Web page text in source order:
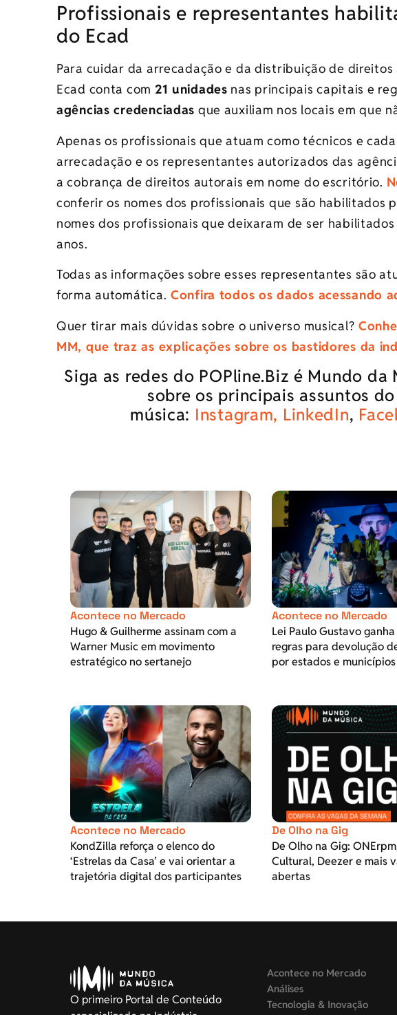
Profissionais e representantes
do Ecad​
Para cuidar da arrecadação e da distribuição de
Ecad conta com 21 unidades nas principais capitais e
agências credenciadas que auxiliam nos locais em que
Apenas os profissionais que atuam como técnicos e
arrecadação e os representantes autorizados das
a cobrança de direitos autorais em nome do escritório.
conferir os nomes dos profissionais que são habilitados
nomes dos profissionais que deixaram de ser
anos.​
Todas as informações sobre esses representantes são
forma automática.​ Confira todos os dados acessando
Quer tirar mais dúvidas sobre o universo musical?
MM, que traz as explicações sobre os bastidores da
Siga as redes do POPline.Biz é Mundo da
sobre os principais assuntos
música: Instagram, LinkedIn,
Acontece no Mercado
Hugo & Guilherme assinam com a
Warner Music em movimento
estratégico no sertanejo
Acontece no Mercado
Lei Paulo Gustavo
regras para devolução
por estados e municípios
Acontece no Mercado
KondZilla reforça o elenco do
‘Estrelas da Casa’ e vai orientar a
trajetória digital dos participantes
De Olho na Gig
De Olho na Gig:
Cultural, Deezer e mais
abertas
O primeiro Portal de Conteúdo
Acontece no Mercado
Análises
Tecnologia & Inovação